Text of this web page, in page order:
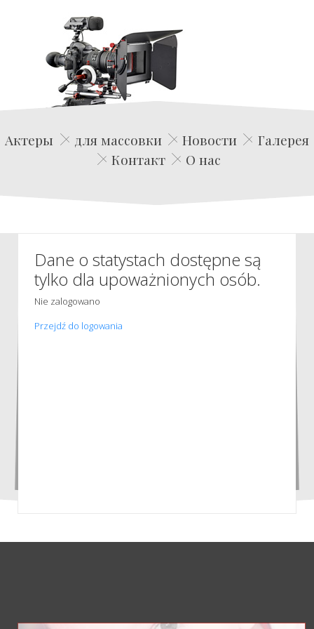
Edwin Film Agencja Aktorska
Актеры для массовки Новости
Галерея
Контакт
О нас
Dane o statystach dostępne są
tylko dla upoważnionych osób.
Nie zalogowano
Przejdź do logowania